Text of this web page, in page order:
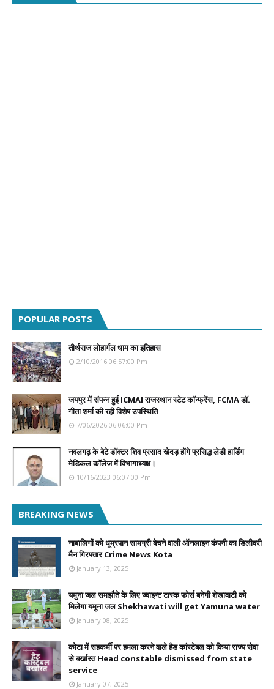
POPULAR POSTS
तीर्थराज लोहार्गल धाम का इतिहास
2/10/2016 06:57:00 Pm
जयपुर में संपन्न हुई ICMAI राजस्थान स्टेट कॉन्फ्रेंस, FCMA डॉ.
गीता शर्मा की रही विशेष उपस्थिति
7/06/2026 06:06:00 Pm
नवलगढ़ के बेटे डॉक्टर शिव प्रसाद खेदड़ होंगे प्रसिद्ध लेडी हार्डिंग
मेडिकल कॉलेज में विभागाध्यक्ष।
10/16/2023 06:07:00 Pm
BREAKING NEWS
नाबालिगों को धूम्रपान सामग्री बेचने वाली ऑनलाइन कंपनी का डिलीवरी
मैन गिरफ्तार Crime News Kota
January 13, 2025
यमुना जल समझौते के लिए ज्वाइन्ट टास्क फोर्स बनेगी शेखावाटी को
मिलेगा यमुना जल Shekhawati will get Yamuna water
January 08, 2025
कोटा में सहकर्मी पर हमला करने वाले हैड कांस्टेबल को किया राज्य सेवा
से बर्खास्त Head constable dismissed from state
service
January 07, 2025